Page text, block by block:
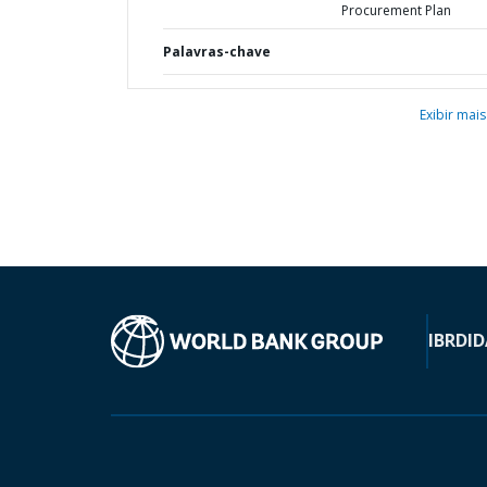
Procurement Plan
Palavras-chave
Exibir mais
IBRD